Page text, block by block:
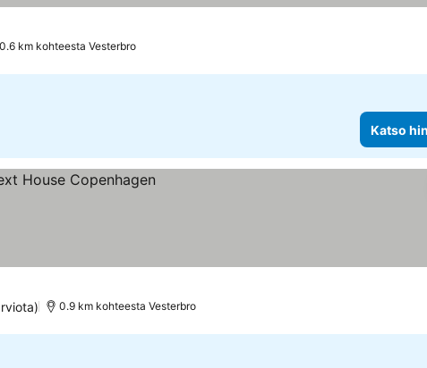
0.6 km kohteesta Vesterbro
Katso
0.9 km kohteesta Vesterbro